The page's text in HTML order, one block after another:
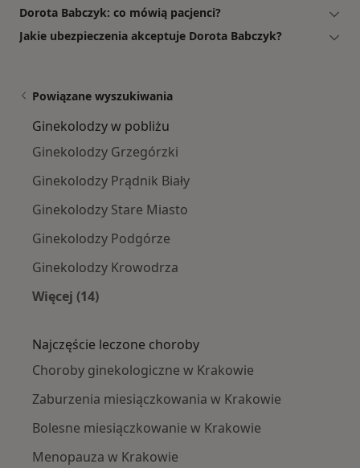
Dorota Babczyk: co mówią pacjenci?
Jakie ubezpieczenia akceptuje Dorota Babczyk?
Powiązane wyszukiwania
Ginekolodzy w pobliżu
Ginekolodzy Grzegórzki
Ginekolodzy Prądnik Biały
Ginekolodzy Stare Miasto
Ginekolodzy Podgórze
Ginekolodzy Krowodrza
Więcej (14)
Najczęście leczone choroby
Choroby ginekologiczne w Krakowie
Zaburzenia miesiączkowania w Krakowie
Bolesne miesiączkowanie w Krakowie
Menopauza w Krakowie